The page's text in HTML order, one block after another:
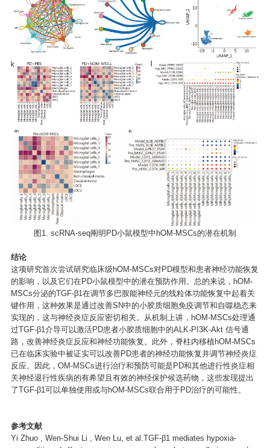
图1. scRNA-seq阐明PD小鼠模型中hOM-MSCs的潜在机制
结论
这项研究首次尝试研究临床级hOM-MSCs对PD模型和患者神经功能恢复
的影响，以及它们在PD小鼠模型中的潜在预防作用。总的来说，hOM-
MSCs分泌的TGF-β1在调节多巴胺能神经元的线粒体功能恢复中起着关
键作用，这种效果是通过改善SN中的小胶质细胞免疫调节和自噬稳态来
实现的，这与神经炎症反应密切相关。从机制上讲，hOM-MSCs处理通
过TGF-β1介导可以激活PD患者小胶质细胞中的ALK-PI3K-Akt 信号通
路，改善神经炎症反应和神经功能恢复。此外，脊柱内移植hOM-MSCs
已在临床实验中被证实可以改善PD患者的神经功能恢复并调节神经炎症
反应。因此，OM-MSCs进行治疗和预防可能是PD和其他进行性炎症相
关神经退行性疾病的有希望且有效的神经保护候选药物，这些发现提出
了TGF-β1可以单独使用或与hOM-MSCs联合用于PD治疗的可能性。
参考文献
Yi Zhuo , Wen-Shui Li , Wen Lu, et al.TGF-β1 mediates hypoxia-